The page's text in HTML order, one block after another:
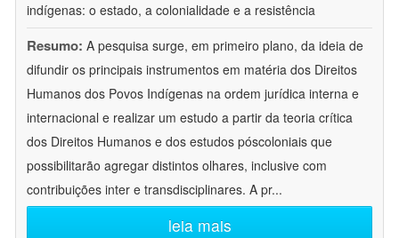
indígenas: o estado, a colonialidade e a resistência
Resumo: A pesquisa surge, em primeiro plano, da ideia de
difundir os principais instrumentos em matéria dos Direitos
Humanos dos Povos Indígenas na ordem jurídica interna e
internacional e realizar um estudo a partir da teoria crítica
dos Direitos Humanos e dos estudos póscoloniais que
possibilitarão agregar distintos olhares, inclusive com
contribuições inter e transdisciplinares. A pr...
leia mais